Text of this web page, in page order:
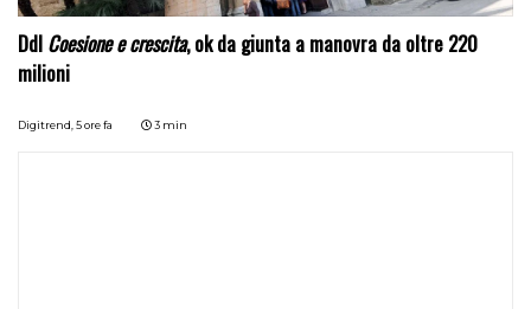
Ddl Coesione e crescita, ok da giunta a manovra da oltre 220
milioni
Digitrend,5 ore fa 3 min